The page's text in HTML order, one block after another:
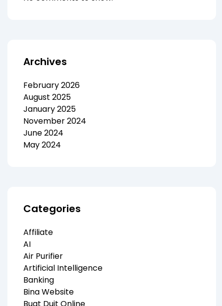
Archives
February 2026
August 2025
January 2025
November 2024
June 2024
May 2024
Categories
Affiliate
AI
Air Purifier
Artificial Intelligence
Banking
Bina Website